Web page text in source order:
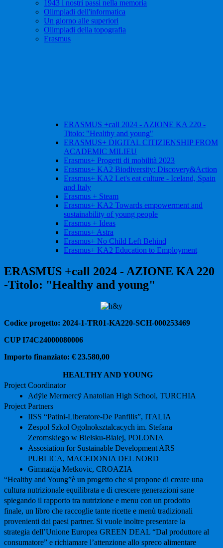
1943 i nostri passi nella memoria
Olimpiadi dell'informatica
Un giorno alle superiori
Olimpiadi della topografia
Erasmus
ERASMUS +call 2024 - AZIONE KA 220 -
Titolo: "Healthy and young"
ERASMUS+ DIGITAL CITIZIENSHIP FROM
ACADEMIC MILIEU
Erasmus+ Progetti di mobilità 2023
Erasmus+ KA2 Biodiversity: Discovery&Action
Erasmus+ KA2 Let's eat culture - Iceland, Spain
and Italy
Erasmus + Steam
Erasmus+ KA2 Towards empowerment and
sustainability of young people
Erasmus + Ideas
Erasmus+ Astra
Erasmus+ No Child Left Behind
Erasmus+ KA2 Education to Employment
ERASMUS +call 2024 - AZIONE KA 220
-Titolo: "Healthy and young"
Codice progetto: 2024-1-TR01-KA220-SCH-000253469
CUP I74C24000080006
Importo finanziato: € 23.580,00
HEALTHY AND YOUNG
Project Coordinator
Adÿle Mermercÿ Anatolian High School, TURCHIA
Project Partners
IISS “Patini-Liberatore-De Panfilis”, ITALIA
Zespol Szkol Ogolnoksztalcacych im. Stefana
Zeromskiego w Bielsku-Bialej, POLONIA
Assosiation for Sustainable Development ARS
PUBLICA, MACEDONIA DEL NORD
Gimnazija Metkovic, CROAZIA
“Healthy and Young”è un progetto che si propone di creare una
cultura nutrizionale equilibrata e di crescere generazioni sane
spiegando il rapporto tra nutrizione e menu con un prodotto
finale, un libro che raccoglie tante ricette e menù tradizionali
provenienti dai paesi partner. Si vuole inoltre presentare la
strategia dell’Unione Europea GREEN DEAL “Dal produttore al
consumatore” e richiamare l’attenzione allo spreco alimentare